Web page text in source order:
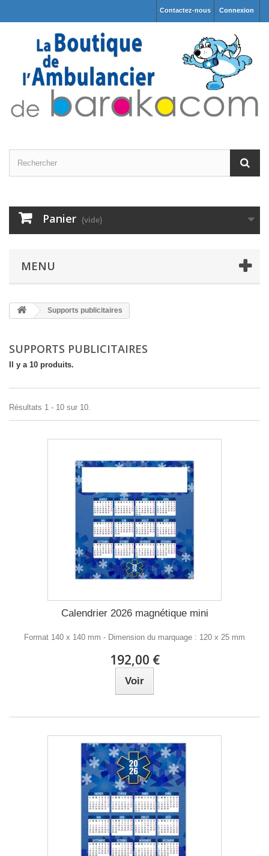
Connexion
Contactez-nous
Panier (vide)
MENU
Supports publicitaires
SUPPORTS PUBLICITAIRES
Il y a 10 produits.
Résultats 1 - 10 sur 10.
Calendrier 2026 magnétique mini
Format 140 x 140 mm - Dimension du marquage : 120 x 25 mm
192,00 €
Voir